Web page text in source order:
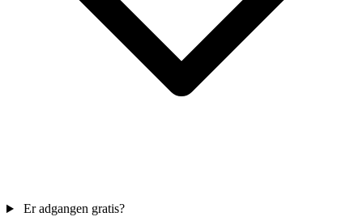
Er adgangen gratis?